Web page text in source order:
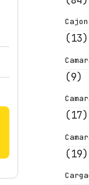
(13)
(9)
(17)
(19)